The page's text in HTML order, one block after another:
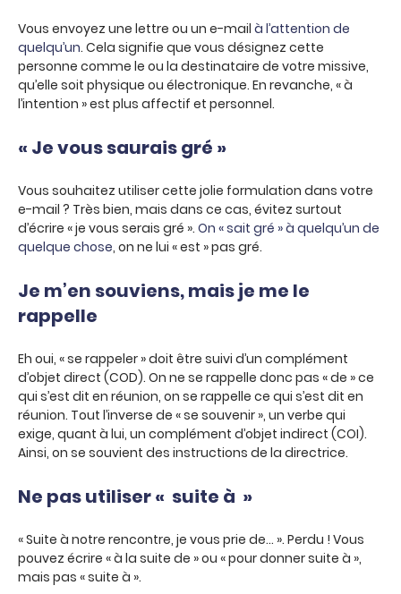
Vous envoyez une lettre ou un e-mail à l’attention de
quelqu’un. Cela signifie que vous désignez cette
personne comme le ou la destinataire de votre missive,
qu’elle soit physique ou électronique. En revanche, « à
l’intention » est plus affectif et personnel.
« Je vous saurais gré »
Vous souhaitez utiliser cette jolie formulation dans votre
e-mail ? Très bien, mais dans ce cas, évitez surtout
d’écrire « je vous serais gré ». On « sait gré » à quelqu’un de
quelque chose, on ne lui « est » pas gré.
Je m’en souviens, mais je me le
rappelle
Eh oui, « se rappeler » doit être suivi d’un complément
d’objet direct (COD). On ne se rappelle donc pas « de »ce
qui s’est dit en réunion, on se rappelle ce qui s’est dit en
réunion. Tout l’inverse de « se souvenir », un verbe qui
exige, quant à lui, un complément d’objet indirect (COI).
Ainsi, on se souvient des instructions de la directrice.
Ne pas utiliser « suite à »
« Suite à notre rencontre, je vous prie de… ». Perdu ! Vous
pouvez écrire « à la suite de » ou « pour donner suite à »,
mais pas « suite à ».